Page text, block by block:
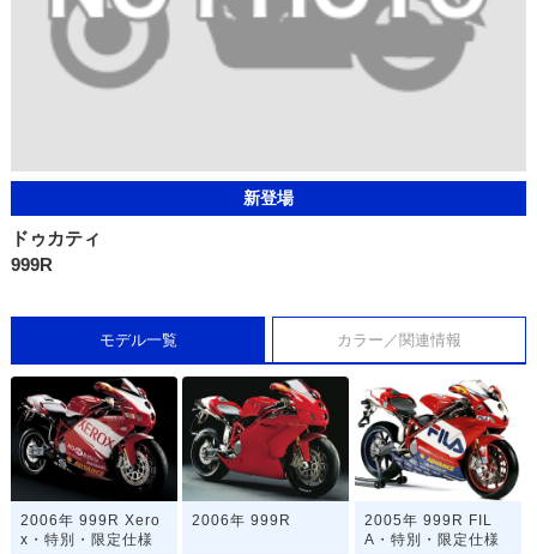
新登場
ドゥカティ
999R
モデル一覧 カラー／関連情報
2006年 999R Xero
x・特別・限定仕様
2006年 999R
2005年 999R FIL
A・特別・限定仕様